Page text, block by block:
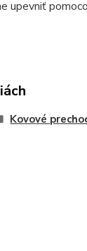
upevniť
Kovové